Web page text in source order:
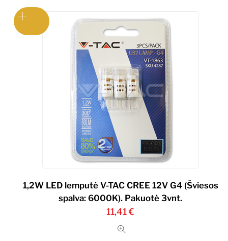
1,2W LED lemputė V-TAC CREE 12V G4 (Šviesos
spalva: 6000K). Pakuotė 3vnt.
11,41€